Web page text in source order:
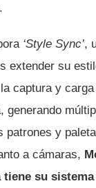
‘Style Sync’,
extender su
captura y
generando
patrones y
a cámaras,
tiene su